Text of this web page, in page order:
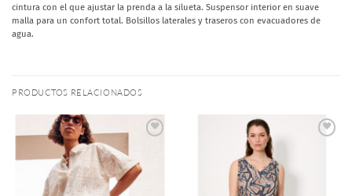
cintura con el que ajustar la prenda a la silueta. Suspensor interior en suave
malla para un confort total. Bolsillos laterales y traseros con evacuadores de
agua.
PRODUCTOS RELACIONADOS
deseos